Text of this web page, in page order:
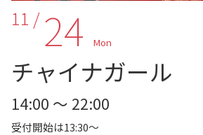
11 / 24 Mon
チャイナガール
14:00 ～ 22:00
受付開始は13:30～